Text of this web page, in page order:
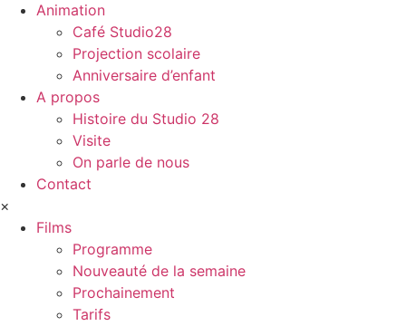
Animation
Café Studio28
Projection scolaire
Anniversaire d’enfant
A propos
Histoire du Studio 28
Visite
On parle de nous
Contact
×
Films
Programme
Nouveauté de la semaine
Prochainement
Tarifs